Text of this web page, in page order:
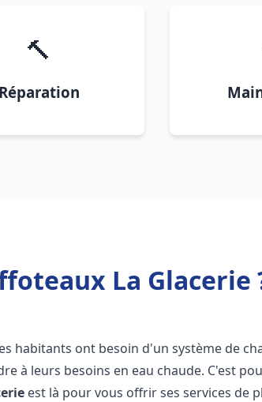
🔨
Réparation
La Glacerie
habitants ont besoin d'un système de
à leurs besoins en eau chaude. C'est
est là pour vous offrir ses services de